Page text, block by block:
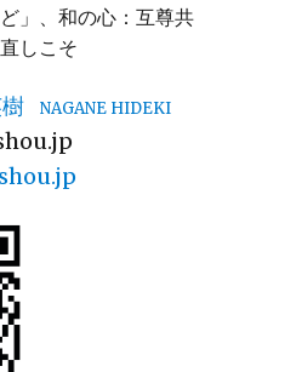
」、和の心：互尊共
しこそ
NAGANE HIDEKI